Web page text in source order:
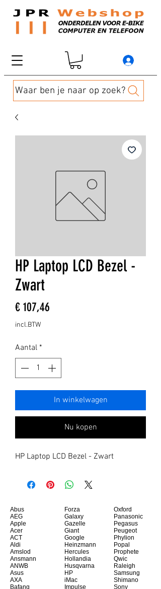
Waar ben je naar op zoek?
HP Laptop LCD Bezel -
Zwart
€ 107,46
incl.BTW
Aantal *
In winkelwagen
Nu kopen
HP Laptop LCD Bezel - Zwart
Abus
AEG
Apple
Acer
ACT
Aldi
Amslod
Ansmann
ANWB
Asus
AXA
Bafang
Forza
Galaxy
Gazelle
Giant
Google
Heinzmann
Hercules
Hollandia
Husqvarna
HP
iMac
Impulse
Oxford
Panasonic
Pegasus
Peugeot
Phylion
Popal
Prophete
Qwic
Raleigh
Samsung
Shimano
Sony